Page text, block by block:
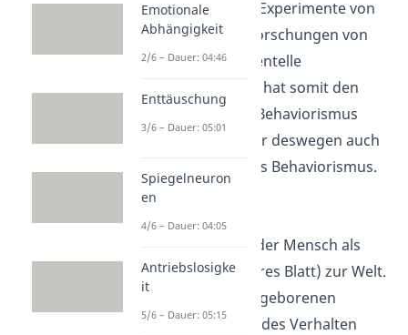
Als Vorreiter für die Experimente von
Skinner gelten die Forschungen von
Thorndike (Instrumentelle
Konditionierung). Er hat somit den
Grundstein für den Behaviorismus
gesetzt. Häufig gilt er deswegen auch
als Mitbegründer des Behaviorismus.
John Locke:
Nach Locke kommt der Mensch als
„Tabula Rasa“ (= Leeres Blatt) zur Welt.
Es gibt also keine angeborenen
Verhaltensweisen. Jedes Verhalten
Emotionale
Abhängigkeit
2/6 – Dauer: 04:46
Enttäuschung
3/6 – Dauer: 05:01
Spiegelneuron
en
4/6 – Dauer: 04:05
Antriebslosigke
it
5/6 – Dauer: 05:15